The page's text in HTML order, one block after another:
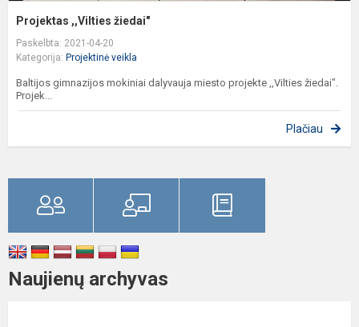
Projektas ,,Vilties žiedai"
Paskelbta: 2021-04-20
Kategorija: Projektinė veikla
Baltijos gimnazijos mokiniai dalyvauja miesto projekte ,,Vilties žiedai".
Projek...
Plačiau
Naujienų archyvas